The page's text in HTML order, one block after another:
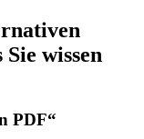
wissen
PDF“